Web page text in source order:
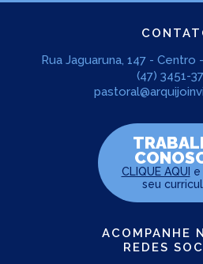
Rua Jaguaruna, 147 - Centro
(47) 3451-
CLIQUE AQUI e
seu
ACOMPANHE
REDES